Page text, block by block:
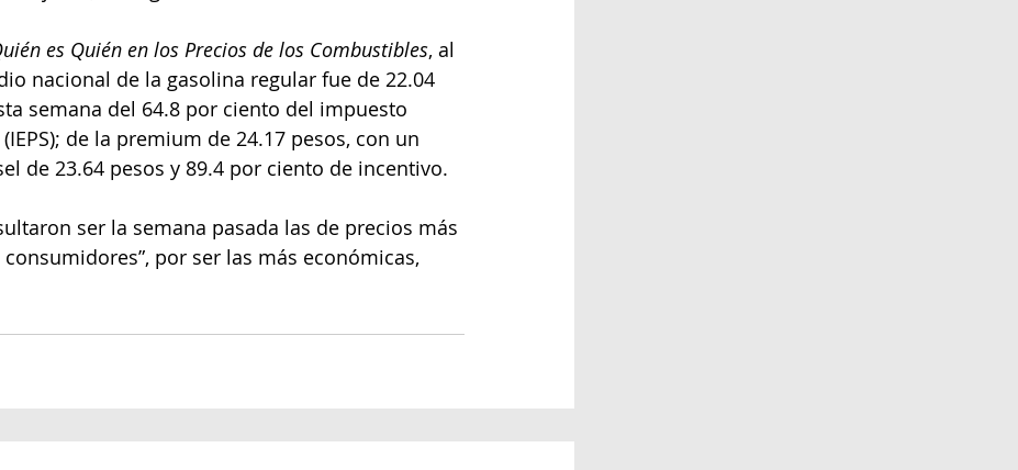
es Quién en los Precios de los Combustibles, al
nacional de la gasolina regular fue de 22.04
semana del 64.8 por ciento del impuesto
de la premium de 24.17 pesos, con un
de 23.64 pesos y 89.4 por ciento de incentivo.
ser la semana pasada las de precios más
por ser las más económicas,